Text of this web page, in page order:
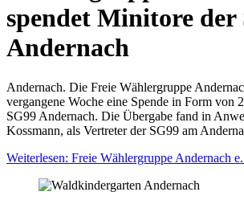
spendet Minitore der
Andernach
Andernach. Die Freie Wählergruppe
vergangene Woche eine Spende in Form von
SG99 Andernach. Die Übergabe fand in
Kossmann, als Vertreter der SG99 am
Weiterlesen: Freie Wählergruppe Andernach